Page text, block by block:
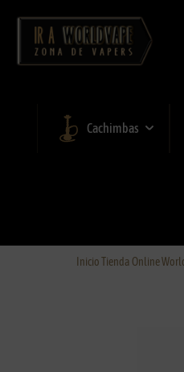
Cachimbas
Inicio Tienda Online